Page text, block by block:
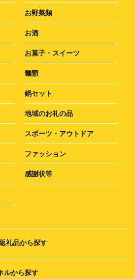
お野菜類
お酒
お菓子・スイーツ
麺類
鍋セット
地域のお礼の品
スポーツ・アウトドア
ファッション
感謝状等
礼品から探す
ルから探す